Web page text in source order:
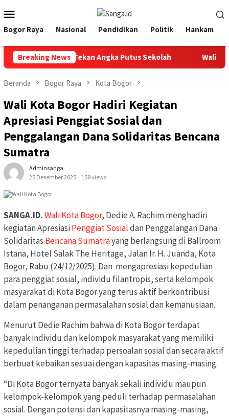
ke
kontenMobile
Bogor Raya Nasional Pendidikan Politik Hankam
Breaking News
Sinergi Tekan Angka Putus Sekolah Walikota
Beranda Bogor Raya Kota Bogor
Wali Kota Bogor Hadiri Kegiatan
Apresiasi Penggiat Sosial dan
Penggalangan Dana Solidaritas Bencana
Sumatra
Adminsanga
25 Desember 2025
158 views
SANGA.ID.Wali Kota Bogor, Dedie A. Rachim menghadiri
kegiatan ApresiasiPenggiat Sosialdan Penggalangan Dana
Solidaritas Bencana Sumatrayang berlangsung di Ballroom
Istana, Hotel Salak The Heritage, Jalan Ir. H. Juanda, Kota
Bogor, Rabu (24/12/2025). Dan mengapresiasi kepedulian
para penggiat sosial, individu filantropis, serta kelompok
masyarakat di Kota Bogor yang terus aktif berkontribusi
dalam penanganan permasalahan sosial dan kemanusiaan.
Menurut Dedie Rachim bahwa di Kota Bogor terdapat
banyak individu dan kelompok masyarakat yang memiliki
kepedulian tinggi terhadap persoalan sosial dan secara aktif
berbuat kebaikan sesuai dengan kapasitas masing-masing.
“Di Kota Bogor ternyata banyak sekali individu maupun
kelompok-kelompok yang peduli terhadap permasalahan
sosial. Dengan potensi dan kapasitasnya masing-masing,